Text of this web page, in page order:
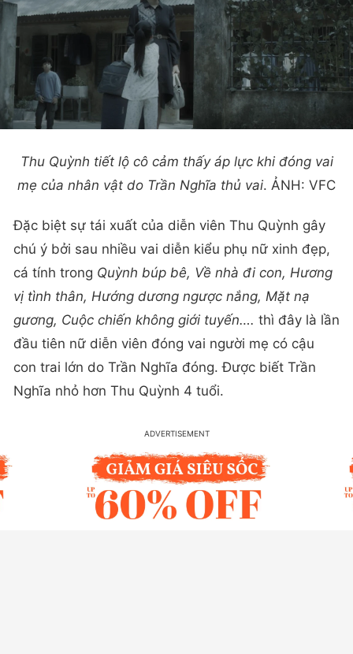
Thu Quỳnh tiết lộ cô cảm thấy áp lực khi đóng vai
mẹ của nhân vật do Trần Nghĩa thủ vai. ẢNH: VFC
Đặc biệt sự tái xuất của diễn viên Thu Quỳnh gây
chú ý bởi sau nhiều vai diễn kiểu phụ nữ xinh đẹp,
cá tính trong Quỳnh búp bê, Về nhà đi con, Hương
vị tình thân, Hướng dương ngược nắng, Mặt nạ
gương, Cuộc chiến không giới tuyến…. thì đây là lần
đầu tiên nữ diễn viên đóng vai người mẹ có cậu
con trai lớn do Trần Nghĩa đóng. Được biết Trần
Nghĩa nhỏ hơn Thu Quỳnh 4 tuổi.